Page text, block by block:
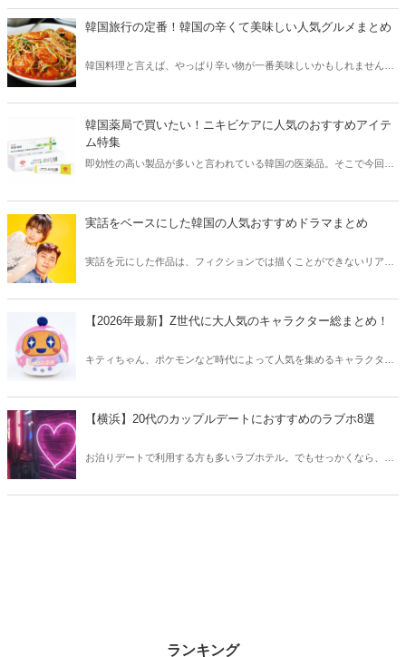
韓国旅行の定番！韓国の辛くて美味しい人気グルメまとめ
韓国料理と言えば、やっぱり辛い物が一番美味しいかもしれません。
方も必見です。
韓国薬局で買いたい！ニキビケアに人気のおすすめアイテ
ム特集
即効性の高い製品が多いと言われている韓国の医薬品。そこで今回は
う。
実話をベースにした韓国の人気おすすめドラマまとめ
実話を元にした作品は、フィクションでは描くことができないリアル
【2026年最新】Z世代に大人気のキャラクター総まとめ！
キティちゃん、ポケモンなど時代によって人気を集めるキャラクター
クしてみましょう。
【横浜】20代のカップルデートにおすすめのラブホ8選
お泊りデートで利用する方も多いラブホテル。でもせっかくなら、キ
ランキング